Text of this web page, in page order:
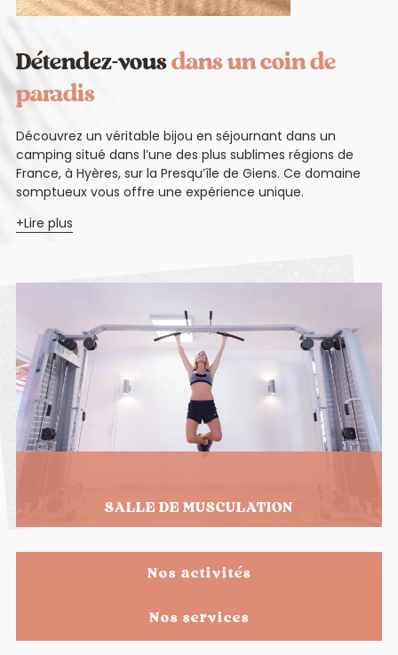
Détendez-vous dans un coin de
paradis
Découvrez un véritable bijou en séjournant dans un
camping situé dans l’une des plus sublimes régions de
France, à Hyères, sur la Presqu’île de Giens. Ce domaine
somptueux vous offre une expérience unique.
Lire plus
SALLE DE MUSCULATION
Nos activités
Nos services